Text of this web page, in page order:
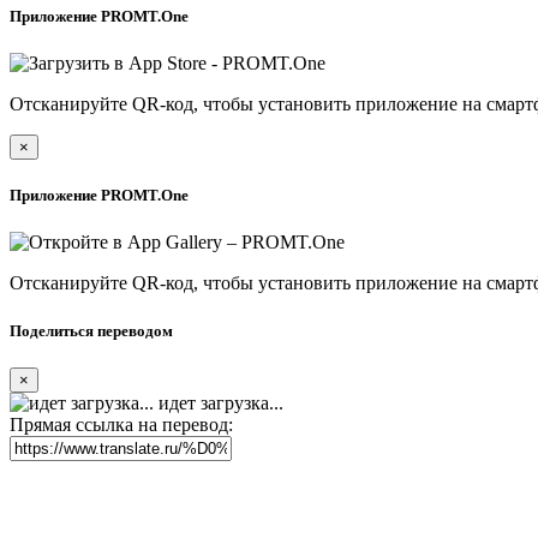
Приложение PROMT.One
Отсканируйте QR-код, чтобы установить приложение на
×
Приложение PROMT.One
Отсканируйте QR-код, чтобы установить приложение на
Поделиться переводом
×
идет загрузка...
Прямая ссылка на перевод: